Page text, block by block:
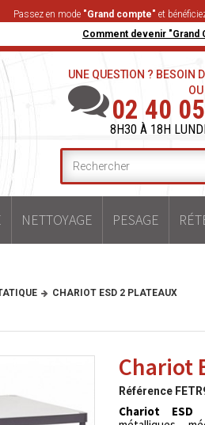
Passez en mode "Grand compte" et
Comment devenir "Grand
UNE QUESTION ? BESOIN
02 40
8H30 À 18H
NETTOYAGE PESAGE
CHARIOT ESD 2 PLATEAUX
Chariot
Référence
Chariot ESD